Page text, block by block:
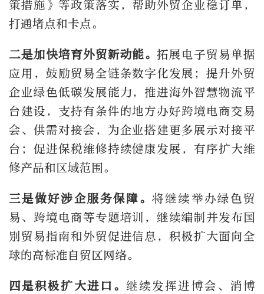
策措施》等政策落实，帮助外贸企业稳订单，
打通堵点和卡点。
二是加快培育外贸新动能。拓展电子贸易单据
应用，鼓励贸易全链条数字化发展；提升外贸
企业绿色低碳发展能力，推进海外智慧物流平
台建设，支持有条件的地方办好跨境电商交易
会、供需对接会，为企业搭建更多展示对接平
台；促进保税维修持续健康发展，有序扩大维
修产品和区域范围。
三是做好涉企服务保障。将继续举办绿色贸
易、跨境电商等专题培训，继续编制并发布国
别贸易指南和外贸促进信息，积极扩大面向全
球的高标准自贸区网络。
四是积极扩大进口。 继续发挥进博会、消博